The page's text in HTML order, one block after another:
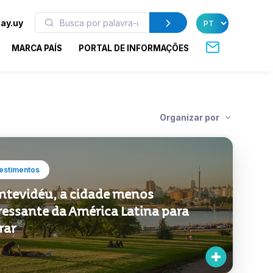
MARCA PAÍS PORTAL DE INFORMAÇÕES
Organizar por
a cidade menos
da América Latina para